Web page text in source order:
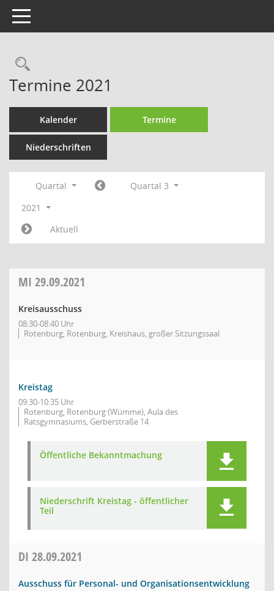
Toggle navigation
Rechercheauswahl
Termine 2021
Kalender Termine
Niederschriften
Quartal
Quartal 3
2021
Aktuell
MI 29.09.2021
Kreisausschuss
08:30-08:40 Uhr
Rotenburg, Rotenburg, Kreishaus, großer Sitzungssaal
Kreistag
09:30-10:35 Uhr
Rotenburg, Rotenburg (Wümme), Aula des
Ratsgymnasiums, Gerberstraße 14
Öffentliche Bekanntmachung
Niederschrift Kreistag - öffentlicher
Teil
DI 28.09.2021
Ausschuss für Personal- und Organisationsentwicklung